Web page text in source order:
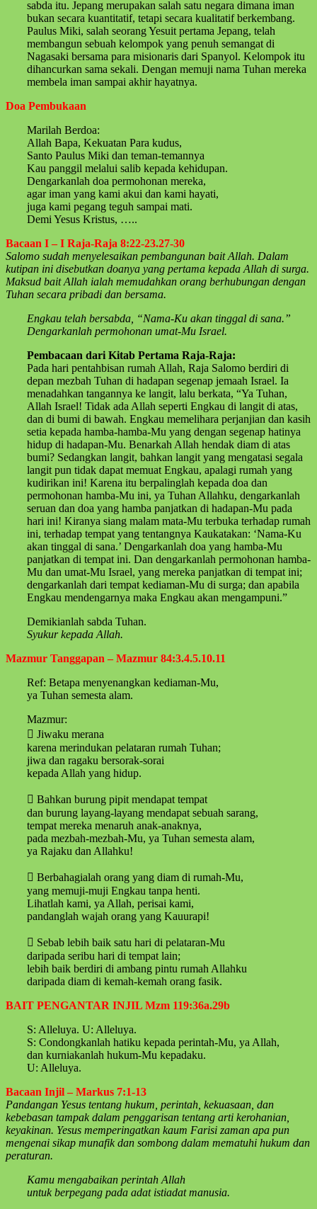
sabda itu. Jepang merupakan salah satu negara dimana iman
bukan secara kuantitatif, tetapi secara kualitatif berkembang.
Paulus Miki, salah seorang Yesuit pertama Jepang, telah
membangun sebuah kelompok yang penuh semangat di
Nagasaki bersama para misionaris dari Spanyol. Kelompok itu
dihancurkan sama sekali. Dengan memuji nama Tuhan mereka
membela iman sampai akhir hayatnya.
Doa Pembukaan
Marilah Berdoa:
Allah Bapa, Kekuatan Para kudus,
Santo Paulus Miki dan teman-temannya
Kau panggil melalui salib kepada kehidupan.
Dengarkanlah doa permohonan mereka,
agar iman yang kami akui dan kami hayati,
juga kami pegang teguh sampai mati.
Demi Yesus Kristus, …..
Bacaan I – I Raja-Raja 8:22-23.27-30
Salomo sudah menyelesaikan pembangunan bait Allah. Dalam
kutipan ini disebutkan doanya yang pertama kepada Allah di surga.
Maksud bait Allah ialah memudahkan orang berhubungan dengan
Tuhan secara pribadi dan bersama.
Engkau telah bersabda, “Nama-Ku akan tinggal di sana.”
Dengarkanlah permohonan umat-Mu Israel.
Pembacaan dari Kitab Pertama Raja-Raja:
Pada hari pentahbisan rumah Allah, Raja Salomo berdiri di
depan mezbah Tuhan di hadapan segenap jemaah Israel. Ia
menadahkan tangannya ke langit, lalu berkata, “Ya Tuhan,
Allah Israel! Tidak ada Allah seperti Engkau di langit di atas,
dan di bumi di bawah. Engkau memelihara perjanjian dan kasih
setia kepada hamba-hamba-Mu yang dengan segenap hatinya
hidup di hadapan-Mu. Benarkah Allah hendak diam di atas
bumi? Sedangkan langit, bahkan langit yang mengatasi segala
langit pun tidak dapat memuat Engkau, apalagi rumah yang
kudirikan ini! Karena itu berpalinglah kepada doa dan
permohonan hamba-Mu ini, ya Tuhan Allahku, dengarkanlah
seruan dan doa yang hamba panjatkan di hadapan-Mu pada
hari ini! Kiranya siang malam mata-Mu terbuka terhadap rumah
ini, terhadap tempat yang tentangnya Kaukatakan: ‘Nama-Ku
akan tinggal di sana.’ Dengarkanlah doa yang hamba-Mu
panjatkan di tempat ini. Dan dengarkanlah permohonan hamba-
Mu dan umat-Mu Israel, yang mereka panjatkan di tempat ini;
dengarkanlah dari tempat kediaman-Mu di surga; dan apabila
Engkau mendengarnya maka Engkau akan mengampuni.”
Demikianlah sabda Tuhan.
Syukur kepada Allah.
Mazmur Tanggapan – Mazmur 84:3.4.5.10.11
Ref: Betapa menyenangkan kediaman-Mu,
ya Tuhan semesta alam.
Mazmur:
 Jiwaku merana
karena merindukan pelataran rumah Tuhan;
jiwa dan ragaku bersorak-sorai
kepada Allah yang hidup.
 Bahkan burung pipit mendapat tempat
dan burung layang-layang mendapat sebuah sarang,
tempat mereka menaruh anak-anaknya,
pada mezbah-mezbah-Mu, ya Tuhan semesta alam,
ya Rajaku dan Allahku!
 Berbahagialah orang yang diam di rumah-Mu,
yang memuji-muji Engkau tanpa henti.
Lihatlah kami, ya Allah, perisai kami,
pandanglah wajah orang yang Kauurapi!
 Sebab lebih baik satu hari di pelataran-Mu
daripada seribu hari di tempat lain;
lebih baik berdiri di ambang pintu rumah Allahku
daripada diam di kemah-kemah orang fasik.
BAIT PENGANTAR INJIL Mzm 119:36a.29b
S: Alleluya. U: Alleluya.
S: Condongkanlah hatiku kepada perintah-Mu, ya Allah,
dan kurniakanlah hukum-Mu kepadaku.
U: Alleluya.
Bacaan Injil – Markus 7:1-13
Pandangan Yesus tentang hukum, perintah, kekuasaan, dan
kebebasan tampak dalam penggarisan tentang arti kerohanian,
keyakinan. Yesus memperingatkan kaum Farisi zaman apa pun
mengenai sikap munafik dan sombong dalam mematuhi hukum dan
peraturan.
Kamu mengabaikan perintah Allah
untuk berpegang pada adat istiadat manusia.